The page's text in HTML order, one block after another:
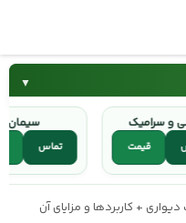
▼
میلگرد
شیرآلات
سیمان
تماس
و سرامیک
قیمت
+ کاربردها و مزایای آن